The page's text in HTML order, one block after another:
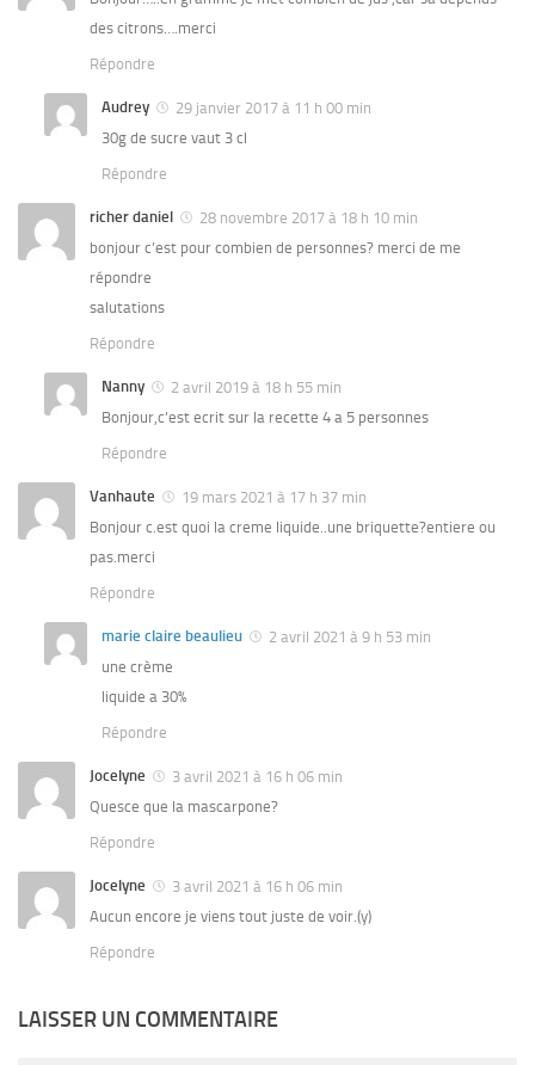
des citrons….merci
Répondre
Audrey
29 janvier 2017 à 11 h 00 min
30g de sucre vaut 3 cl
Répondre
richer daniel
28 novembre 2017 à 18 h 10 min
bonjour c’est pour combien de personnes? merci de me
répondre
salutations
Répondre
Nanny
2 avril 2019 à 18 h 55 min
Bonjour,c’est ecrit sur la recette 4 a 5 personnes
Répondre
Vanhaute
19 mars 2021 à 17 h 37 min
Bonjour c.est quoi la creme liquide..une briquette?entiere ou
pas.merci
Répondre
marie claire beaulieu
2 avril 2021 à 9 h 53 min
une crème
liquide a 30%
Répondre
Jocelyne
3 avril 2021 à 16 h 06 min
Quesce que la mascarpone?
Répondre
Jocelyne
3 avril 2021 à 16 h 06 min
Aucun encore je viens tout juste de voir.(y)
Répondre
LAISSER UN COMMENTAIRE